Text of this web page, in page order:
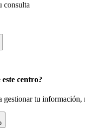
consulta
centro?
gestionar tu información,